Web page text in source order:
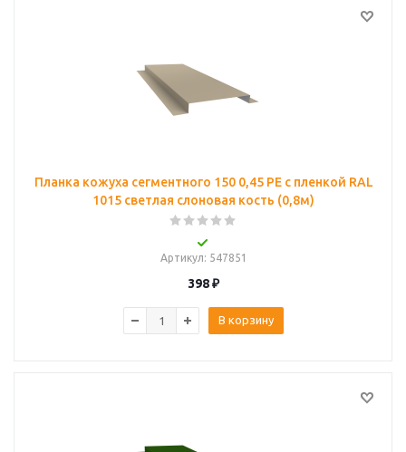
Планка кожуха сегментного 150 0,45 PE с пленкой RAL
1015 светлая слоновая кость (0,8м)
Артикул: 547851
398₽
В корзину